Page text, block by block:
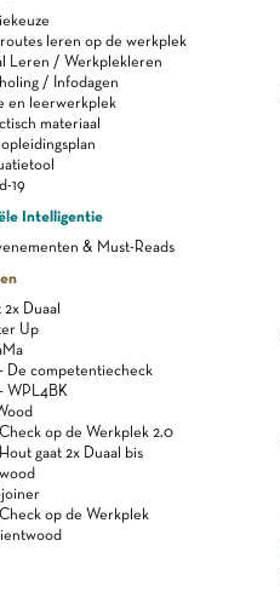
leren op de werkplek
Leren / Werkplekleren
/ Infodagen
en leerwerkplek
materiaal
19
Intelligentie
& Must-Reads
2x Duaal
Up
- De competentiecheck
WPL4BK
op de Werkplek 2.0
gaat 2x Duaal bis
op de Werkplek